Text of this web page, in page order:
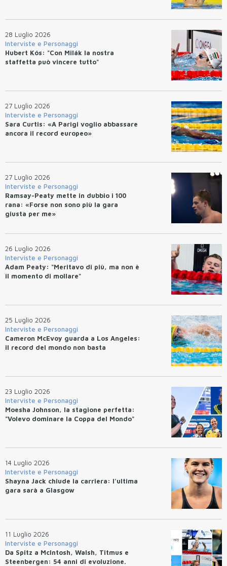
28 Luglio 2026
Interviste e Personaggi
Hubert Kós: "Con Milák la nostra
staffetta può vincere tutto"
27 Luglio 2026
Interviste e Personaggi
Sara Curtis: «A Parigi voglio abbassare
ancora il record europeo»
27 Luglio 2026
Interviste e Personaggi
Ramsay-Peaty mette in dubbio i 100
rana: «Forse non sono più la gara
giusta per me»
26 Luglio 2026
Interviste e Personaggi
Adam Peaty: "Meritavo di più, ma non è
il momento di mollare"
25 Luglio 2026
Interviste e Personaggi
Cameron McEvoy guarda a Los Angeles:
il record del mondo non basta
23 Luglio 2026
Interviste e Personaggi
Moesha Johnson, la stagione perfetta:
"Volevo dominare la Coppa del Mondo"
14 Luglio 2026
Interviste e Personaggi
Shayna Jack chiude la carriera: l'ultima
gara sarà a Glasgow
11 Luglio 2026
Interviste e Personaggi
Da Spitz a McIntosh, Walsh, Titmus e
Steenbergen: 54 anni di evoluzione.